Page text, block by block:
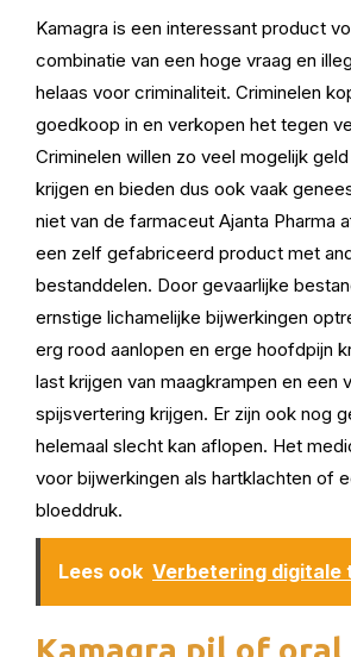
Kamagra is een interessant product
combinatie van een hoge vraag en
helaas voor criminaliteit. Criminelen
goedkoop in en verkopen het tegen
Criminelen willen zo veel mogelijk geld
krijgen en bieden dus ook vaak
niet van de farmaceut Ajanta Pharma
een zelf gefabriceerd product met
bestanddelen. Door gevaarlijke
ernstige lichamelijke bijwerkingen
erg rood aanlopen en erge hoofdpijn
last krijgen van maagkrampen en een
spijsvertering krijgen. Er zijn ook nog
helemaal slecht kan aflopen. Het
voor bijwerkingen als hartklachten of
bloeddruk.
Lees ook Verbetering digitale
Kamagra pil of